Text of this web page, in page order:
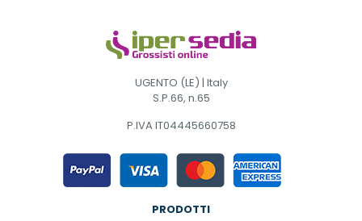
UGENTO (LE) | Italy
S.P.66, n.65
P.IVA IT04445660758
PRODOTTI